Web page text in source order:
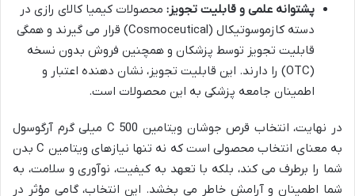
پشتوانه علمی و قابلیت تجویز: محصولات کیمیا کالای رازی در
دسته کازموسوتیکال (Cosmoceutical) قرار می گیرند و همگی
قابلیت تجویز توسط پزشکان و همچنین فروش بدون نسخه
(OTC) را دارند. این قابلیت تجویز، نشان دهنده اعتبار و
اطمینان جامعه پزشکی به این محصولات است.
در نهایت، انتخاب قرص جوشان ویتامین C 500 میلی گرم آرگوسول
به معنای انتخاب محصولی است که نه تنها نیازهای ویتامین C بدن
شما را برطرف می کند، بلکه با تعهد به کیفیت، نوآوری و سلامت، به
شما اطمینان و آرامش خاطر می بخشد. این انتخاب، گامی مؤثر در